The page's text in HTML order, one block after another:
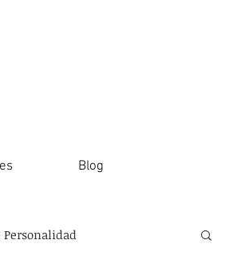
Blog
Personalidad